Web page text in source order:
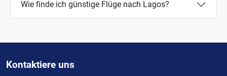
Wie finde ich günstige Flüge nach Lagos?
Kontaktiere uns